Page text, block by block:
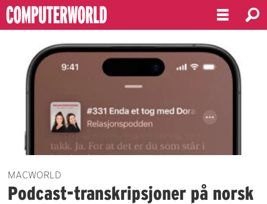
Emne:
podcast-
teknologi
MACWORLD
Podcast-transkripsjoner på norsk